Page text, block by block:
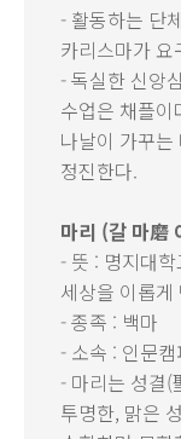
- 활동하는 단
카리스마가
- 독실한 신앙
수업은 채플
나날이 가꾸
정진한다.
마리 (갈 마磨
- 뜻 : 명지대
세상을 이롭
- 종족 : 백마
- 소속 : 인문
- 마리는 성결
투명한, 맑은